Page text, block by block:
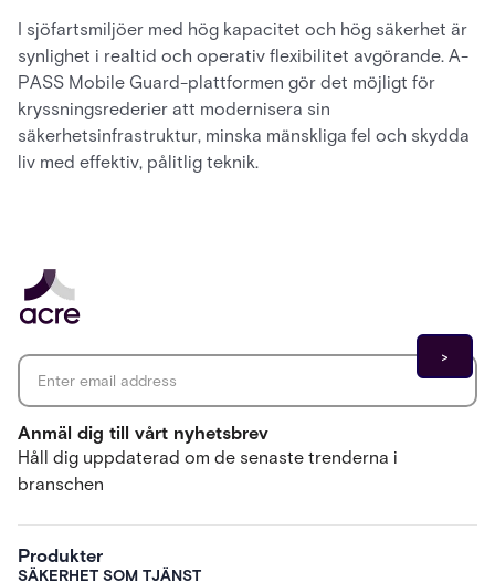
I sjöfartsmiljöer med hög kapacitet och hög säkerhet är
synlighet i realtid och operativ flexibilitet avgörande. A-
PASS Mobile Guard-plattformen gör det möjligt för
kryssningsrederier att modernisera sin
säkerhetsinfrastruktur, minska mänskliga fel och skydda
liv med effektiv, pålitlig teknik.
Anmäl dig till vårt nyhetsbrev
Håll dig uppdaterad om de senaste trenderna i
branschen
Produkter
SÄKERHET SOM TJÄNST